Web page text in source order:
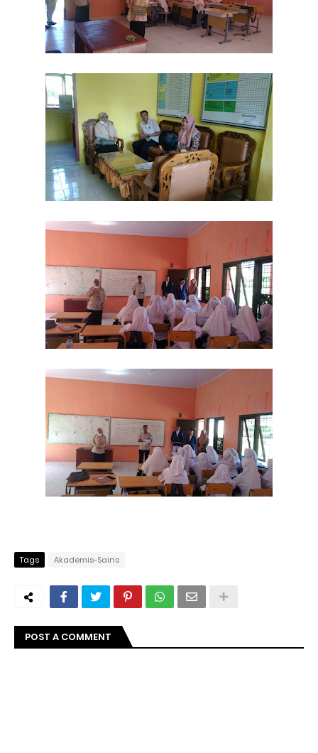
Tags Akademis-Sains
POST A COMMENT